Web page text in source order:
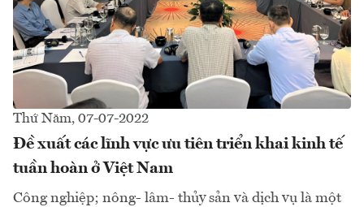
Thứ Năm, 07-07-2022
Đề xuất các lĩnh vực ưu tiên triển khai kinh tế
tuần hoàn ở Việt Nam
Công nghiệp; nông- lâm- thủy sản và dịch vụ là một